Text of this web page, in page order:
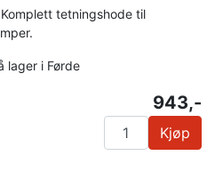
Komplett tetningshode til
lager i Førde
943,-
Kjøp